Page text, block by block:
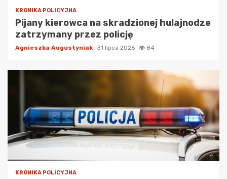
KRONIKA POLICYJNA
Pijany kierowca na skradzionej hulajnodze
zatrzymany przez policję
Agnieszka Augustyniak 31 lipca 2026 84
KRONIKA POLICYJNA